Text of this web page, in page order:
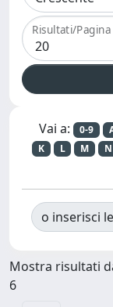
Risultati/Pagina
Vai a: 0-9
K
L M N
o inserisci
Mostra risultati
6